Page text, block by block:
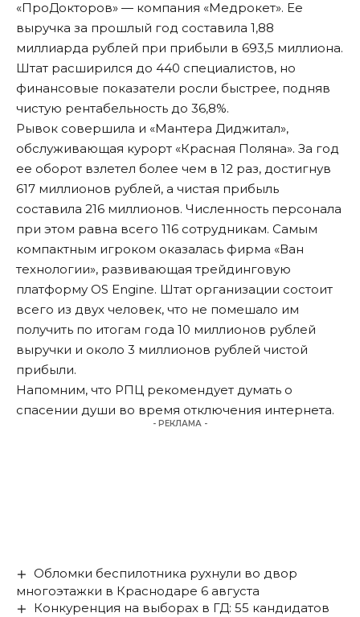
«ПроДокторов» — компания «Медрокет». Ее
выручка за прошлый год составила 1,88
миллиарда рублей при прибыли в 693,5 миллиона.
Штат расширился до 440 специалистов, но
финансовые показатели росли быстрее, подняв
чистую рентабельность до 36,8%.
Рывок совершила и «Мантера Диджитал»,
обслуживающая курорт «Красная Поляна». За год
ее оборот взлетел более чем в 12 раз, достигнув
617 миллионов рублей, а чистая прибыль
составила 216 миллионов. Численность персонала
при этом равна всего 116 сотрудникам. Самым
компактным игроком оказалась фирма «Ван
технологии», развивающая трейдинговую
платформу OS Engine. Штат организации состоит
всего из двух человек, что не помешало им
получить по итогам года 10 миллионов рублей
выручки и около 3 миллионов рублей чистой
прибыли.
Напомним, что РПЦ рекомендует думать о
спасении души во время отключения интернета.
- РЕКЛАМА -
Обломки беспилотника рухнули во двор
многоэтажки в Краснодаре 6 августа
Конкуренция на выборах в ГД: 55 кандидатов